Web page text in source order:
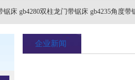
锯床 gb4280双柱龙门带锯床 gb4235角度带
企业新闻